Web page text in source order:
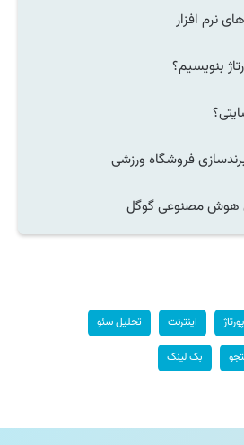
نرم افزار
بنویسیم؟
فروشگاه ورزشی
هوش مصنوعی گوگل
اینترنت تحلیل سئو
بک لینک